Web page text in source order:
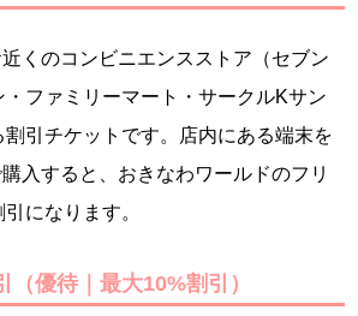
近くのコンビニエンスストア（セブン
ファミリーマート・サークルKサン
引チケットです。店内にある端末を
入すると、おきなわワールドのフリ
になります。
優待｜最大10%割引）